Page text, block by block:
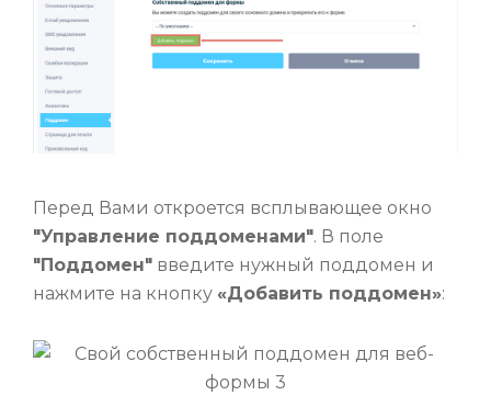
Перед Вами откроется всплывающее окно
"Управление поддоменами". В поле
"Поддомен" введите нужный поддомен и
нажмите на кнопку «Добавить поддомен»: